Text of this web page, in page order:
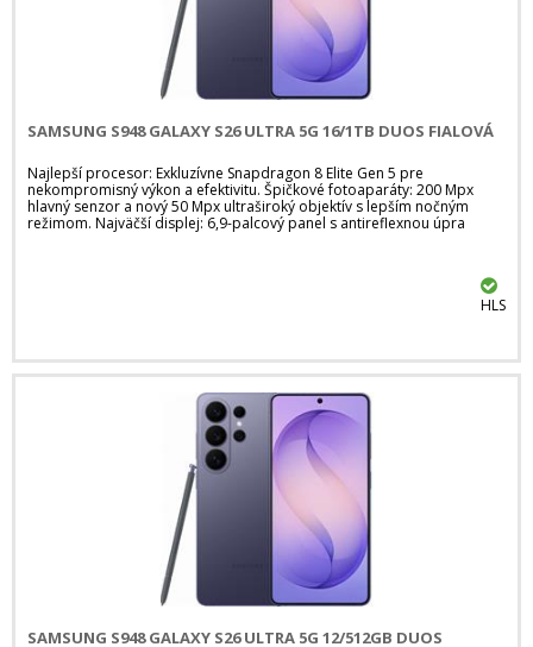
SAMSUNG S948 GALAXY S26 ULTRA 5G 16/1TB DUOS FIALOVÁ
Najlepší procesor: Exkluzívne Snapdragon 8 Elite Gen 5 pre
nekompromisný výkon a efektivitu. Špičkové fotoaparáty: 200 Mpx
hlavný senzor a nový 50 Mpx ultraširoký objektív s lepším nočným
režimom. Najväčší displej: 6,9-palcový panel s antireflexnou úpra
HLS
SAMSUNG S948 GALAXY S26 ULTRA 5G 12/512GB DUOS